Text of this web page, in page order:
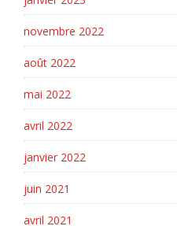
novembre 2022
août 2022
mai 2022
avril 2022
janvier 2022
juin 2021
avril 2021